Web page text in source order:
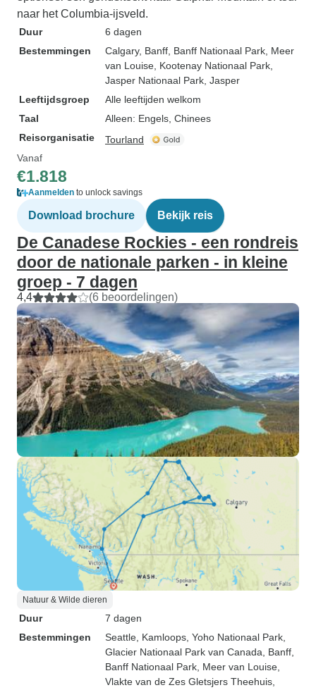
naar het Columbia-ijsveld.
Duur
6 dagen
Bestemmingen
Calgary, Banff , Banff Nationaal Park , Meer
van Louise , Kootenay Nationaal Park
Jasper Nationaal Park , Jasper
Leeftijdsgroep
Alle leeftijden welkom
Taal
Alleen: Engels, Chinees
Reisorganisatie
Tourland
Vanaf
€1.818
Aanmelden to unlock savings
Download brochure Bekijk reis
De Canadese Rockies - een rondreis
door de nationale parken - in kleine
groep - 7 dagen
4,4 (6 beoordelingen)
Natuur & Wilde dieren
Duur
7 dagen
Bestemmingen
Seattle , Kamloops , Yoho Nationaal Park
Glacier Nationaal Park van Canada , Banff
Banff Nationaal Park , Meer van Louise
Vlakte van de Zes Gletsjers Theehuis